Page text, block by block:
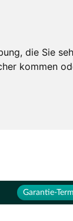
die Sie
kommen
Garantie-